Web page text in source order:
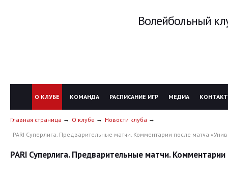
Волейбольный
О КЛУБЕ КОМАНДА РАСПИСАНИЕ ИГР МЕДИА
Главная страница О клубе
Новости клуба
PARI Суперлига. Предварительные матчи. Комментарии после матча
PARI Суперлига. Предварительные матчи.